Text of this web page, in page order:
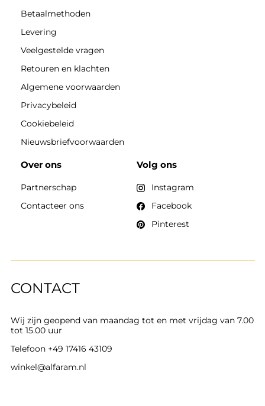
CONTACT
Wij zijn geopend van maandag tot en met vrijdag van 7.00
tot 15.00 uur
Telefoon +49 17416 43109
winkel@alfaram.nl
Betaalmethoden
Levering
Veelgestelde vragen
Retouren en klachten
Algemene voorwaarden
Privacybeleid
Cookiebeleid
Nieuwsbriefvoorwaarden
Over ons
Partnerschap
Contacteer ons
Volg ons
Instagram
Facebook
Pinterest